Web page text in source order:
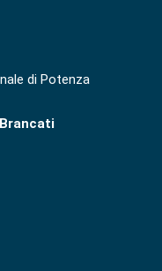
di Potenza